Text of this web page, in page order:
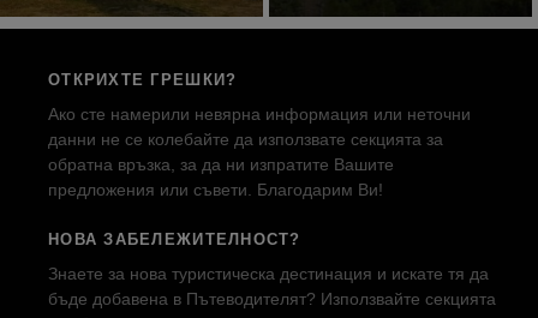
ОТКРИХТЕ ГРЕШКИ?
Ако сте намерили невярна информация или неточни
данни не се колебайте да използвате секцията за
обратна връзка, за да ни изпратите Вашите
предложения или съвети. Благодарим Ви!
НОВА ЗАБЕЛЕЖИТЕЛНОСТ?
Знаете за нова туристическа дестинация и искате тя да
бъде добавена в Пътеводителят? Използвайте секцията